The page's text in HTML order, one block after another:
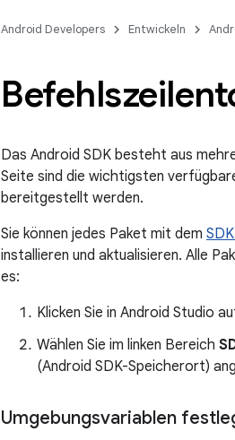
Android Developers Entwickeln
Das Android SDK besteht aus
Seite sind die wichtigsten
bereitgestellt werden.
Sie können jedes Paket mit dem
installieren und aktualisieren. Alle
es:
Klicken Sie in Android Studio
Wählen Sie im linken Bereich
(Android SDK-Speicherort)
Umgebungsvariablen